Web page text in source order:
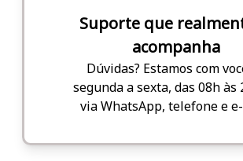
Suporte que
acompanha
Dúvidas? Estamos com
segunda a sexta, das 08h às
via WhatsApp, telefone e